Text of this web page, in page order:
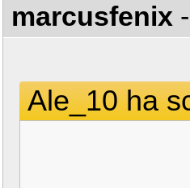
marcusfenix
Ale_10 ha